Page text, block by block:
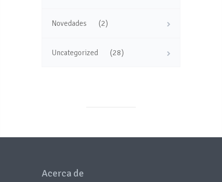
Novedades (2)
Uncategorized (28)
Acerca de